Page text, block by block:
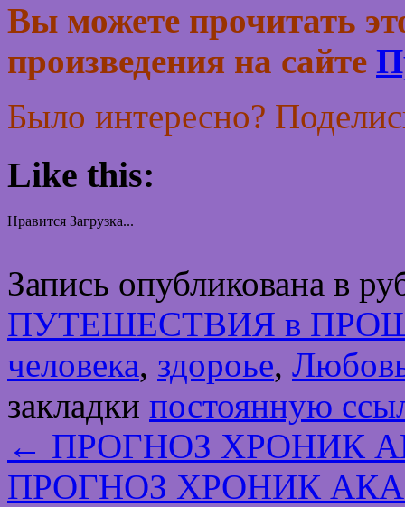
Вы можете прочитать
произведения на сайте
Было интересно?
Like this:
Нравится Загрузка...
Запись опубликована в
ПУТЕШЕСТВИЯ в
человека, здороье,
закладки постоянную
← ПРОГНОЗ ХРОНИК
ПРОГНОЗ ХРОНИК